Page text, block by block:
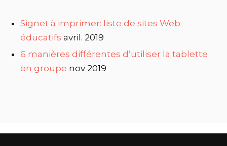
Signet à imprimer: liste de sites Web
éducatifs avril. 2019
6 manières différentes d’utiliser la tablette
en groupe nov 2019